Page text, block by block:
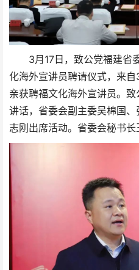
3月17日，致公党福建省
化海外宣讲员聘请仪式，来
亲获聘福文化海外宣讲员。
讲话，省委会副主委吴棉国
志刚出席活动。省委会秘书长